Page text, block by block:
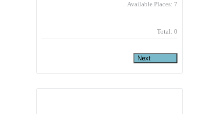
Available Places: 7
Total: 0
Next